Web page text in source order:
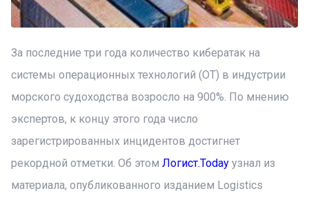
За последние три года количество кибератак на
системы операционных технологий (OT) в индустрии
морского судоходства возросло на 900%. По мнению
экспертов, к концу этого года число
зарегистрированных инцидентов достигнет
рекордной отметки. Об этом Логист.Today узнал из
материала, опубликованного изданием Logistics